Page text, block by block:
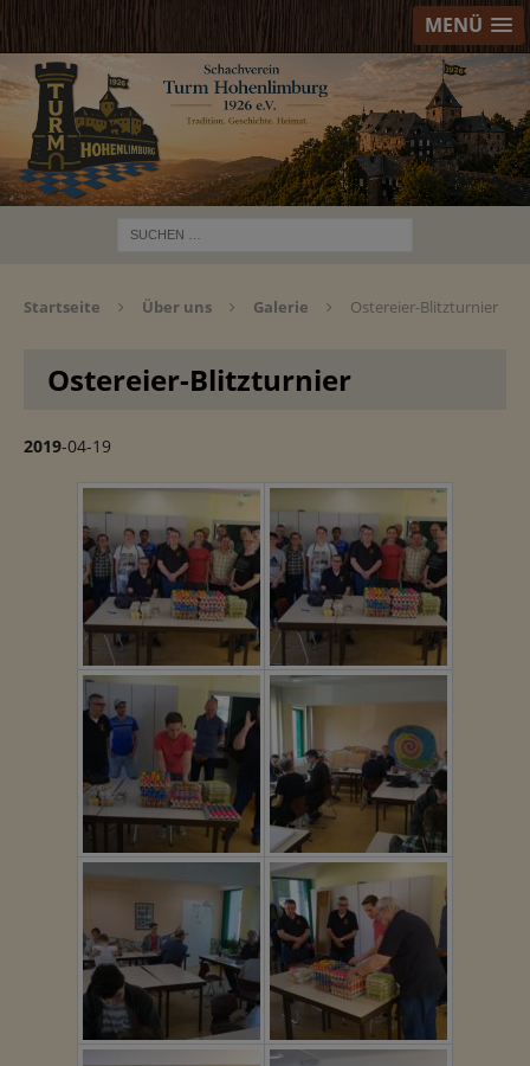
MENÜ
Startseite Über uns Galerie Ostereier-Blitzturnier
Ostereier-Blitzturnier
2019-04-19